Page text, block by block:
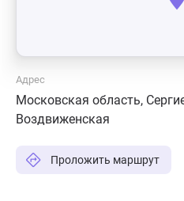
Адрес
Московская область,
Воздвиженская
Проложить маршрут